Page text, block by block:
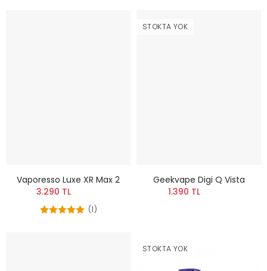
Vaporesso Luxe XR Max 2
3.290 TL
(1)
STOKTA YOK
Geekvape Digi Q Vista
1.390 TL
STOKTA YOK